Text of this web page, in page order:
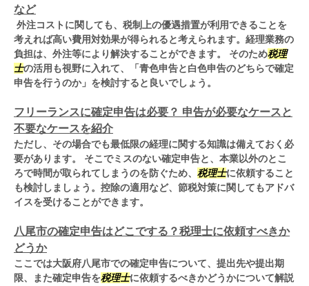
など
外注コストに関しても、税制上の優遇措置が利用できることを
考えれば高い費用対効果が得られると考えられます。経理業務の
負担は、外注等により解決することができます。 そのため税理
士の活用も視野に入れて、「青色申告と白色申告のどちらで確定
申告を行うのか」を検討すると良いでしょう。
フリーランスに確定申告は必要？ 申告が必要なケースと
不要なケースを紹介
ただし、その場合でも最低限の経理に関する知識は備えておく必
要があります。 そこでミスのない確定申告と、本業以外のとこ
ろで時間が取られてしまうのを防ぐため、 税理士に依頼すること
も検討しましょう。控除の適用など、節税対策に関してもアドバ
イスを受けることができます。
八尾市の確定申告はどこでする？税理士に依頼すべきか
どうか
ここでは大阪府八尾市での確定申告について、提出先や提出期
限、また確定申告を税理士に依頼するべきかどうかについて解説